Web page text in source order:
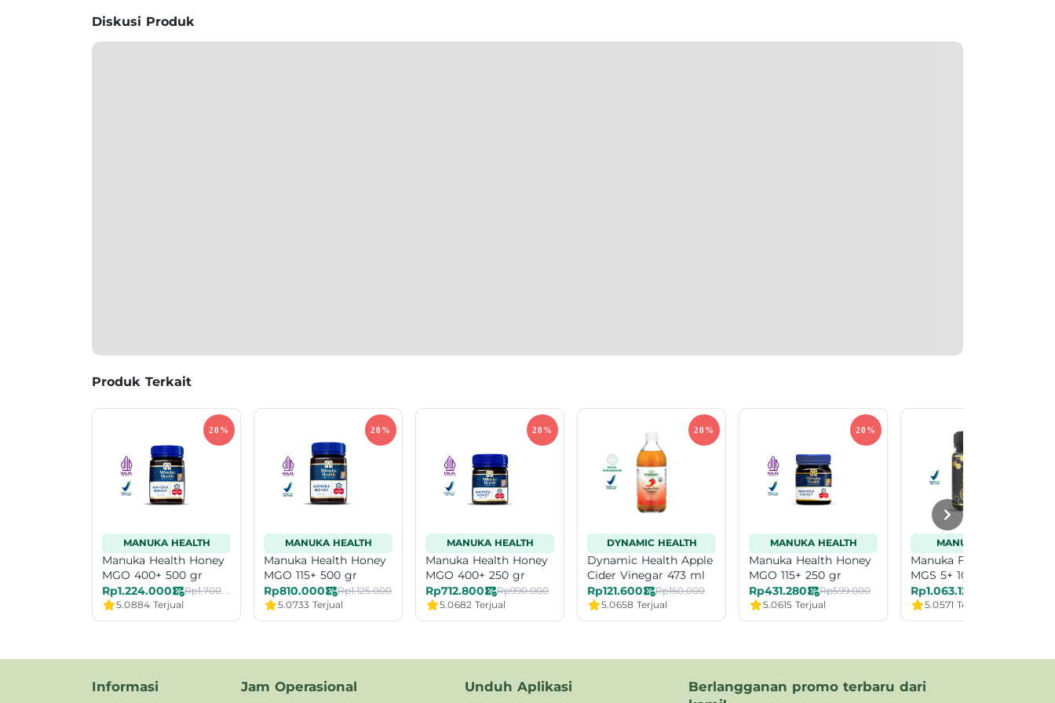
Diskusi Produk
Produk Terkait
MANUKA HEALTH
Manuka Health Honey
MGO 400+ 500 gr
Rp1.224.000
Rp1.700.000
5.0884 Terjual
MANUKA HEALTH
Manuka Health Honey
MGO 115+ 500 gr
Rp810.000
Rp1.125.000
5.0733 Terjual
MANUKA HEALTH
Manuka Health Honey
MGO 400+ 250 gr
Rp712.800
Rp990.000
5.0682 Terjual
DYNAMIC HEALTH
Dynamic Health Apple
Cider Vinegar 473 ml
Rp121.600
Rp160.000
5.0658 Terjual
MANUKA HEALTH
Manuka Health Honey
MGO 115+ 250 gr
Rp431.280
Rp599.000
5.0615 Terjual
MANUKA FARM
Manuka Farm Honey
MGS 5+ 1000 gr
Rp1.063.125
5.0571 Terjual
Informasi Jam Operasional Unduh Aplikasi
Berlangganan promo terbaru dari